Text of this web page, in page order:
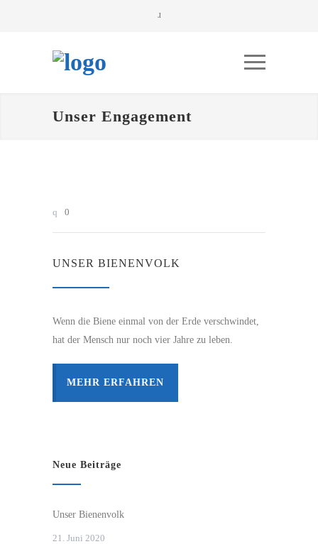
Unser Engagement
0
UNSER BIENENVOLK
Wenn die Biene einmal von der Erde verschwindet,
hat der Mensch nur noch vier Jahre zu leben.
MEHR ERFAHREN
Neue Beiträge
Unser Bienenvolk
21. Juni 2020